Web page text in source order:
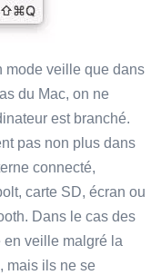
mode veille que dans
du Mac, on ne
est branché.
pas non plus dans
connecté,
carte SD, écran ou
Dans le cas des
en veille malgré la
mais ils ne se